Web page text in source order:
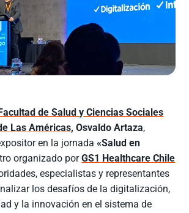
Facultad de Salud y Ciencias Sociales
Las Américas, Osvaldo Artaza,
en la jornada«Salud en
organizado porGS1 Healthcare Chile
especialistas y representantes
los desafíos de la digitalización,
y la innovación en el sistema de